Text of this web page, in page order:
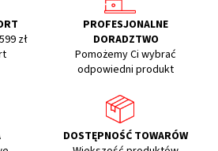
zł
PROFESJONALNE
DORADZTWO
Pomożemy Ci wybrać
odpowiedni produkt
DOSTĘPNOŚĆ TOWARÓW